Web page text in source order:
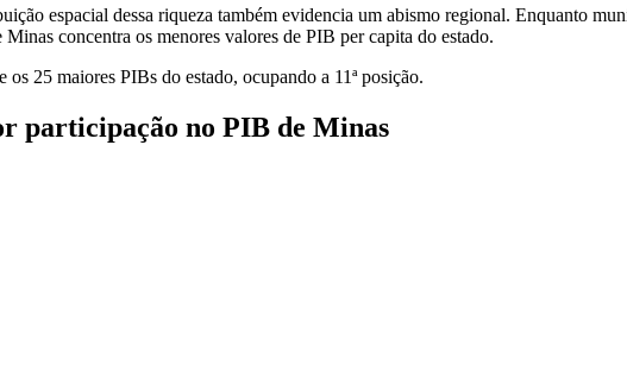
espacial dessa riqueza também evidencia um abismo regional. Enquanto
concentra os menores valores de PIB per capita do estado.
25 maiores PIBs do estado, ocupando a 11ª posição.
participação no PIB de Minas